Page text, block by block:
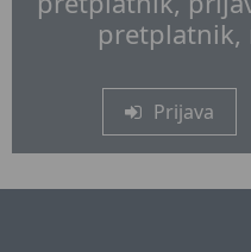
pretplatnik,
Prijava